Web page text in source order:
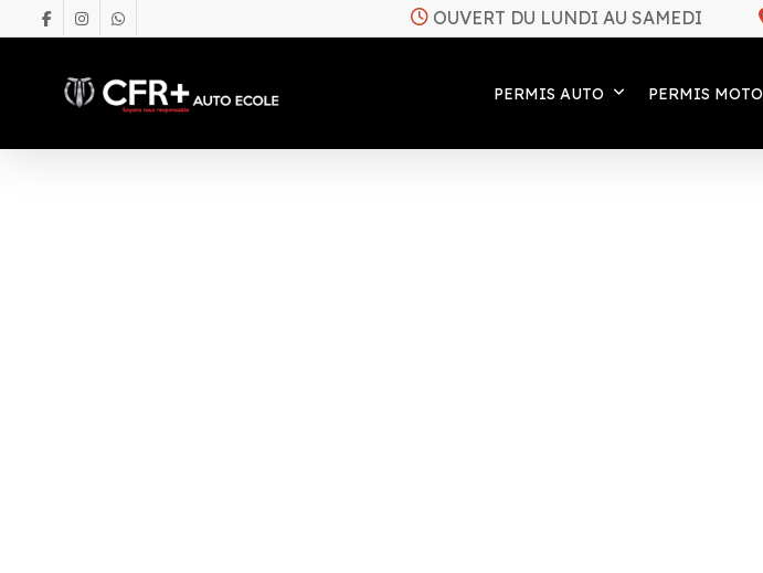
OUVERT DU LUNDI AU SAMEDI
PERMIS AUTO PERMIS MOTO